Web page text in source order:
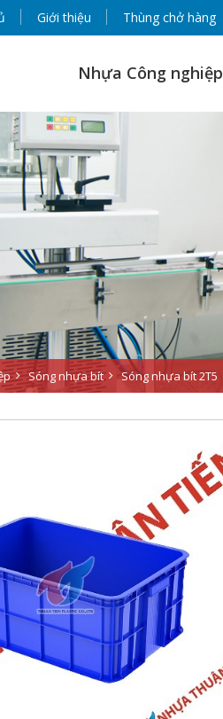
Giới thiệu Thùng chở hàng
Nhựa Công nghiệp
Sóng nhựa bít Sóng nhựa bít 2T5